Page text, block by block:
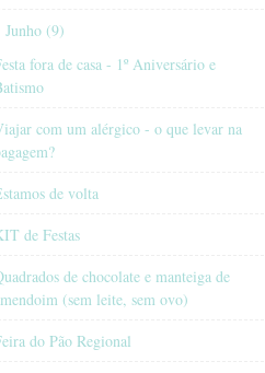
Junho (9)
fora de casa - 1º Aniversário e
com um alérgico - o que levar na
de volta
de Festas
de chocolate e manteiga de
(sem leite, sem ovo)
do Pão Regional